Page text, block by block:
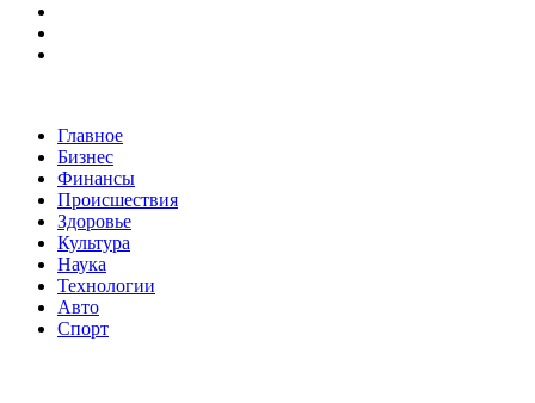
Главное
Бизнес
Финансы
Происшествия
Здоровье
Культура
Наука
Технологии
Авто
Спорт